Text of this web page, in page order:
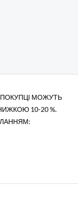
МОЖУТЬ
10-20 %.